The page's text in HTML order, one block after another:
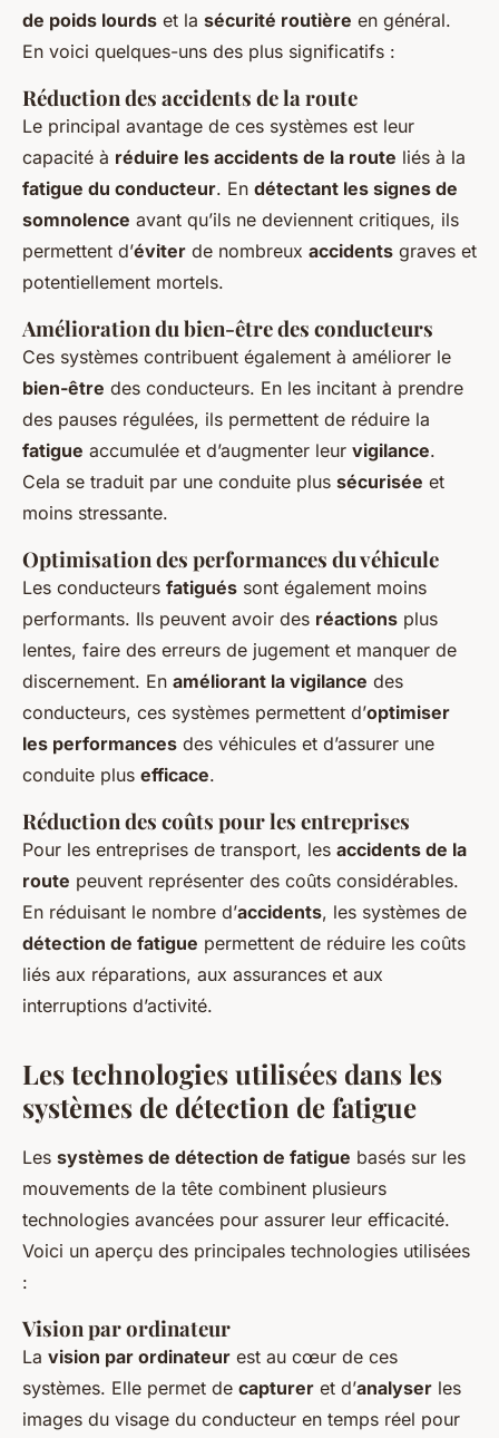
de poids lourds et la sécurité routière en général.
En voici quelques-uns des plus significatifs :
Réduction des accidents de la route
Le principal avantage de ces systèmes est leur
capacité à réduire les accidents de la route liés à la
fatigue du conducteur. En détectant les signes de
somnolence avant qu’ils ne deviennent critiques, ils
permettent d’éviter de nombreux accidents graves et
potentiellement mortels.
Amélioration du bien-être des conducteurs
Ces systèmes contribuent également à améliorer le
bien-être des conducteurs. En les incitant à prendre
des pauses régulées, ils permettent de réduire la
fatigue accumulée et d’augmenter leur vigilance.
Cela se traduit par une conduite plus sécurisée et
moins stressante.
Optimisation des performances du véhicule
Les conducteurs fatigués sont également moins
performants. Ils peuvent avoir des réactions plus
lentes, faire des erreurs de jugement et manquer de
discernement. En améliorant la vigilance des
conducteurs, ces systèmes permettent d’optimiser
les performances des véhicules et d’assurer une
conduite plus efficace.
Réduction des coûts pour les entreprises
Pour les entreprises de transport, les accidents de la
route peuvent représenter des coûts considérables.
En réduisant le nombre d’accidents, les systèmes de
détection de fatigue permettent de réduire les coûts
liés aux réparations, aux assurances et aux
interruptions d’activité.
Les technologies utilisées dans les
systèmes de détection de fatigue
Les systèmes de détection de fatigue basés sur les
mouvements de la tête combinent plusieurs
technologies avancées pour assurer leur efficacité.
Voici un aperçu des principales technologies utilisées
:
Vision par ordinateur
La vision par ordinateur est au cœur de ces
systèmes. Elle permet de capturer et d’analyser les
images du visage du conducteur en temps réel pour